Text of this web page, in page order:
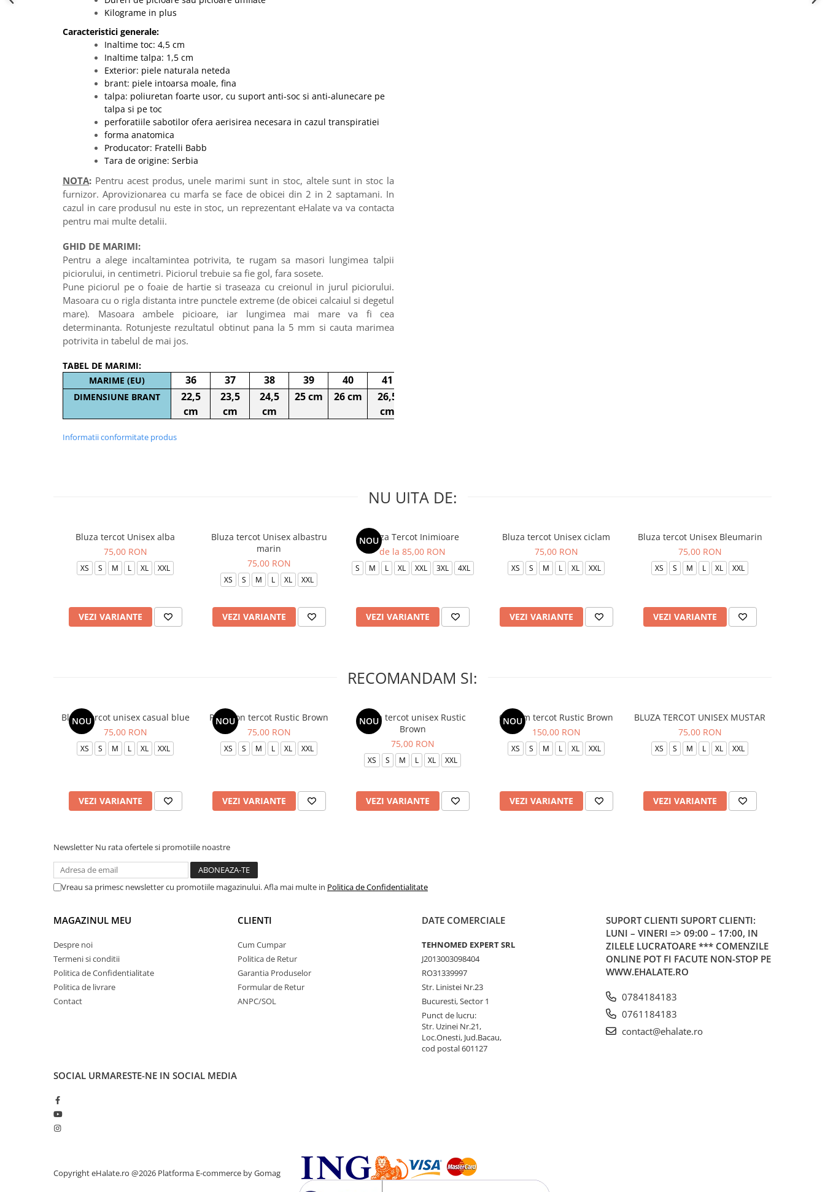
Kilograme in plus
Caracteristici generale:
Inaltime toc: 4,5 cm
Inaltime talpa: 1,5 cm
Exterior: piele naturala neteda
brant: piele intoarsa moale, fina
talpa: poliuretan foarte usor, cu suport anti-soc si anti-alunecare pe
talpa si pe toc
perforatiile sabotilor ofera aerisirea necesara in cazul transpiratiei
forma anatomica
Producator: Fratelli Babb
Tara de origine: Serbia
NOTA: Pentru acest produs, unele marimi sunt in stoc, altele sunt in stoc la
furnizor. Aprovizionarea cu marfa se face de obicei din 2 in 2 saptamani. In
cazul in care produsul nu este in stoc, un reprezentant eHalate va va contacta
pentru mai multe detalii.
GHID DE MARIMI:
Pentru a alege incaltamintea potrivita, te rugam sa masori lungimea talpii
piciorului, in centimetri. Piciorul trebuie sa fie gol, fara sosete.
Pune piciorul pe o foaie de hartie si traseaza cu creionul in jurul piciorului.
Masoara cu o rigla distanta intre punctele extreme (de obicei calcaiul si degetul
mare). Masoara ambele picioare, iar lungimea mai mare va fi cea
determinanta. Rotunjeste rezultatul obtinut pana la 5 mm si cauta marimea
potrivita in tabelul de mai jos.
TABEL DE MARIMI:
MARIME (EU)
36 37 38 39 40 41
DIMENSIUNE BRANT
22,5
cm
23,5
cm
24,5
cm
25 cm 26 cm
26,5
cm
Informatii conformitate produs
NU UITA DE:
Bluza tercot Unisex alba
75,00 RON
XS S M L XL XXL
VEZI VARIANTE
Bluza tercot Unisex albastru
marin
75,00 RON
XS S M L XL XXL
VEZI VARIANTE
NOU
Bluza Tercot Inimioare
de la 85,00 RON
S M L XL XXL 3XL 4XL
VEZI VARIANTE
Bluza tercot Unisex ciclam
75,00 RON
XS S M L XL XXL
VEZI VARIANTE
Bluza tercot Unisex Bleumarin
75,00 RON
XS S M L XL XXL
VEZI VARIANTE
RECOMANDAM SI:
NOU
Bluza tercot unisex casual blue
75,00 RON
XS S M L XL XXL
VEZI VARIANTE
NOU
Pantalon tercot Rustic Brown
75,00 RON
XS S M L XL XXL
VEZI VARIANTE
NOU
Bluza tercot unisex Rustic
Brown
75,00 RON
XS S M L XL XXL
VEZI VARIANTE
NOU
Costum tercot Rustic Brown
150,00 RON
XS S M L XL XXL
VEZI VARIANTE
BLUZA TERCOT UNISEX MUSTAR
75,00 RON
XS S M L XL XXL
VEZI VARIANTE
Newsletter Nu rata ofertele si promotiile noastre
Vreau sa primesc newsletter cu promotiile magazinului. Afla mai multe in Politica de Confidentialitate
MAGAZINUL MEU
Despre noi
Termeni si conditii
Politica de Confidentialitate
Politica de livrare
Contact
CLIENTI
Cum Cumpar
Politica de Retur
Garantia Produselor
Formular de Retur
ANPC/SOL
DATE COMERCIALE
TEHNOMED EXPERT SRL
J2013003098404
RO31339997
Str. Linistei Nr.23
Bucuresti, Sector 1
Punct de lucru:
Str. Uzinei Nr.21,
Loc.Onesti, Jud.Bacau,
cod postal 601127
SUPORT CLIENTI SUPORT CLIENTI:
LUNI – VINERI => 09:00 – 17:00, IN
ZILELE LUCRATOARE *** COMENZILE
ONLINE POT FI FACUTE NON-STOP PE
WWW.EHALATE.RO
0784184183
0761184183
contact@ehalate.ro
SOCIAL URMARESTE-NE IN SOCIAL MEDIA
Copyright eHalate.ro @2026 Platforma E-commerce by Gomag